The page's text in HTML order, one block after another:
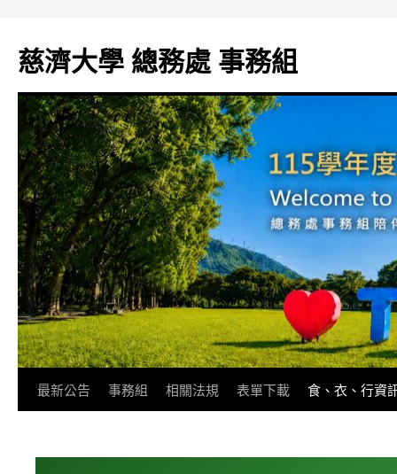
主
要
容
慈濟大學 總務處 事務組
最新公告 事務組 相關法規 表單下載 食、衣、行資